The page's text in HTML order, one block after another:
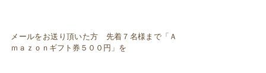
メールをお送り頂いた方 先着７名様まで「Ａ
ｍａｚｏｎギフト券５００円」を